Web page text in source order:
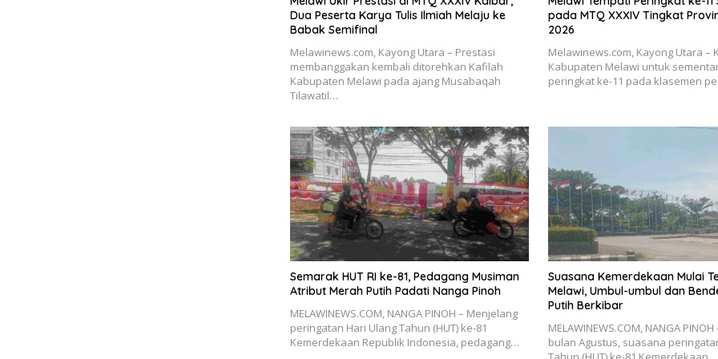
Dua Peserta Karya Tulis Ilmiah Melaju ke
Babak Semifinal
Melawinews.com, Kayong Utara – Prestasi
membanggakan kembali ditorehkan Kafilah
Kabupaten Melawi pada ajang Musabaqah
Tilawatil…
pada MTQ XXXIV Tingkat
2026
Melawinews.com, Kayong Utara –
Kabupaten Melawi untuk
peringkat ke-11 pada klasemen
Semarak HUT RI ke-81, Pedagang Musiman
Atribut Merah Putih Padati Nanga Pinoh
MELAWINEWS.COM, NANGA PINOH – Menjelang
peringatan Hari Ulang Tahun (HUT) ke-81
Kemerdekaan Republik Indonesia, pedagang…
Suasana Kemerdekaan Mulai
Melawi, Umbul-umbul dan
Putih Berkibar
MELAWINEWS.COM, NANGA
bulan Agustus, suasana